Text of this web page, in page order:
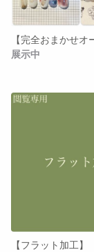
【完全おまかせオ
展示中
【フラット加工】